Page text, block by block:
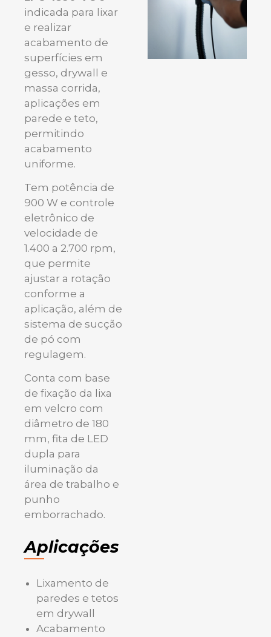
indicada para lixar
e realizar
acabamento de
superfícies em
gesso, drywall e
massa corrida,
aplicações em
parede e teto,
permitindo
acabamento
uniforme.
Tem potência de
900 W e controle
eletrônico de
velocidade de
1.400 a 2.700 rpm,
que permite
ajustar a rotação
conforme a
aplicação, além de
sistema de sucção
de pó com
regulagem.
Conta com base
de fixação da lixa
em velcro com
diâmetro de 180
mm, fita de LED
dupla para
iluminação da
área de trabalho e
punho
emborrachado.
Aplicações
Lixamento de
paredes e tetos
em drywall
Acabamento